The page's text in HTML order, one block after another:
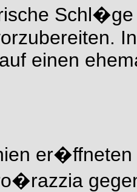
Schl�ge
einen
er�ffneten